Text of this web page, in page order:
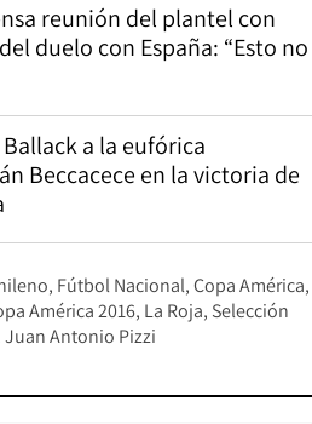
reunión del plantel con
duelo con España: “Esto no
a la eufórica
Beccacece en la victoria de
Fútbol Nacional Copa América
América 2016 La Roja Selección
Juan Antonio Pizzi